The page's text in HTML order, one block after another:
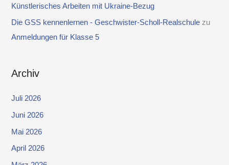
Künstlerisches Arbeiten mit Ukraine-Bezug
Die GSS kennenlernen - Geschwister-Scholl-Realschule zu
Anmeldungen für Klasse 5
Archiv
Juli 2026
Juni 2026
Mai 2026
April 2026